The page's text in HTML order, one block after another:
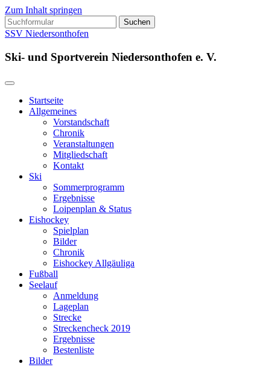
Zum Inhalt springen
Suchen
nach:
SSV Niedersonthofen
Ski- und Sportverein Niedersonthofen e. V.
Startseite
Allgemeines
Vorstandschaft
Chronik
Veranstaltungen
Mitgliedschaft
Kontakt
Ski
Sommerprogramm
Ergebnisse
Loipenplan & Status
Eishockey
Spielplan
Bilder
Chronik
Eishockey Allgäuliga
Fußball
Seelauf
Anmeldung
Lageplan
Strecke
Streckencheck 2019
Ergebnisse
Bestenliste
Bilder